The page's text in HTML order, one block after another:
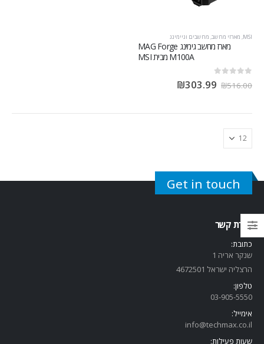
MSI
, מארזי מחשב, מחשבים וגיימינג
מארז מחשב גימינג MAG Forge
M100A מבית MSI
₪516.00
₪303.99
Get in touch
יצירת קשר
כתובת:
שנקר אריה 1
הרצליה ישראל 4672501
טלפון:
03-905-5550
אימייל:
info@techmax.co.il
שעות פעילות: